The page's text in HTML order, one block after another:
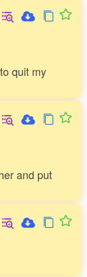
quit my
and put